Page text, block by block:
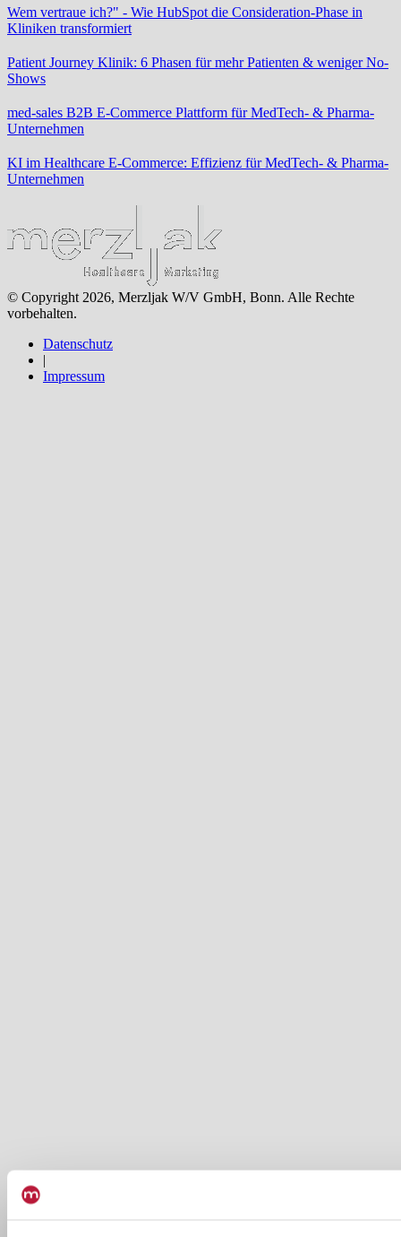
Wem vertraue ich?" - Wie HubSpot die Consideration-Phase in
Kliniken transformiert
Patient Journey Klinik: 6 Phasen für mehr Patienten & weniger No-
Shows
med-sales B2B E-Commerce Plattform für MedTech- & Pharma-
Unternehmen
KI im Healthcare E-Commerce: Effizienz für MedTech- & Pharma-
Unternehmen
© Copyright 2026, Merzljak W/V GmbH, Bonn. Alle Rechte
vorbehalten.
Datenschutz
|
Impressum